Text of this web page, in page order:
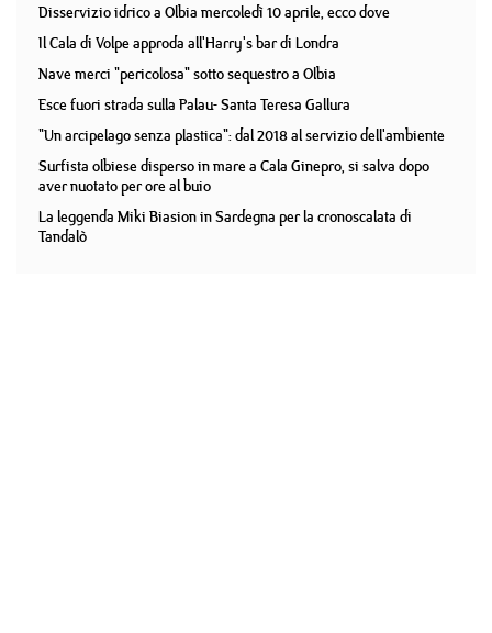
Disservizio idrico a Olbia mercoledì 10 aprile, ecco dove
Il Cala di Volpe approda all'Harry's bar di Londra
Nave merci "pericolosa" sotto sequestro a Olbia
Esce fuori strada sulla Palau- Santa Teresa Gallura
"Un arcipelago senza plastica": dal 2018 al servizio dell'ambiente
Surfista olbiese disperso in mare a Cala Ginepro, si salva dopo
aver nuotato per ore al buio
La leggenda Miki Biasion in Sardegna per la cronoscalata di
Tandalò